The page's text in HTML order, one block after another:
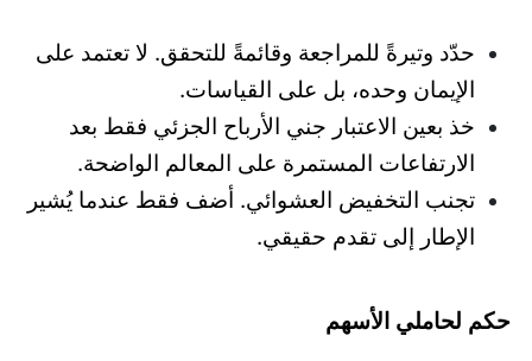
حدّد وتيرةً للمراجعة وقائمةً للتحقق. لا تعتمد على
الإيمان وحده، بل على القياسات.
خذ بعين الاعتبار جني الأرباح الجزئي فقط بعد
الارتفاعات المستمرة على المعالم الواضحة.
تجنب التخفيض العشوائي. أضف فقط عندما يُشير
الإطار إلى تقدم حقيقي.
حكم لحاملي الأسهم